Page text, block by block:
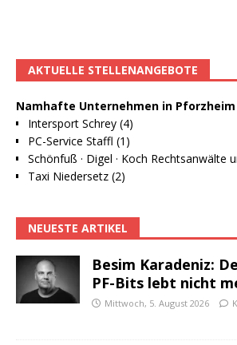
AKTUELLE STELLENANGEBOTE
Namhafte Unternehmen in Pforzheim
Intersport Schrey (4)
PC-Service Staffl (1)
Schönfuß · Digel · Koch Rechtsanwälte
Taxi Niedersetz (2)
NEUESTE ARTIKEL
Besim Karadeniz:
PF-Bits lebt nicht
Mittwoch, 5. August 2026